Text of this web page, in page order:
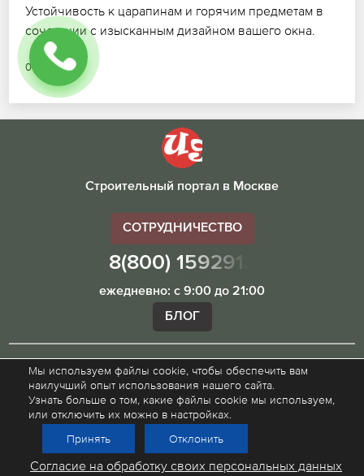
Устойчивость к царапинам и горячим предметам в
сочетании с изысканным дизайном вашего окна.
06.07.2026
Строительный портал в Москве
СОТРУДНИЧЕСТВО
8(800) 1592913
ежедневно: с 9:00 до 21:00
БЛОГ
Внимание! Наш сайт ugibddmo.ru, носит исключительно
информационный характер и не является публичной
офертой.
© 2015 - 2026 Политика конфиденциальности
Мы используем файлы cookie, чтобы обеспечить вам
наилучший опыт использования нашего сайта.
Узнать больше о том, какие файлы cookie мы используем,
или отключить их можно в настройках.
Принять
Отклонить
Согласие на обработку своих персональных данных